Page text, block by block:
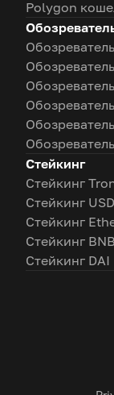
Polygon
Стейкинг
Стейкинг
Стейкинг
Стейкинг
Стейкинг BNB
Стейкинг DAI